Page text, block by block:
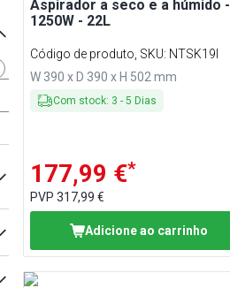
Aspirador a seco e a húmido -
1250W - 22L
Código de produto, SKU: NTSK19I
W 390 x D 390 x H 502 mm
Com stock: 3 - 5 Dias
177,99 €*
PVP 317,99 €
Adicione ao carrinho